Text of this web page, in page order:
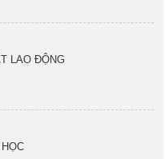
LAO ĐỘNG